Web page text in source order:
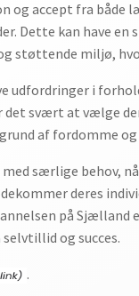
og accept fra
Dette kan have
støttende miljø,
udfordringer i
svært at vælge
af fordomme
særlige behov,
deres
på
og succes.
.